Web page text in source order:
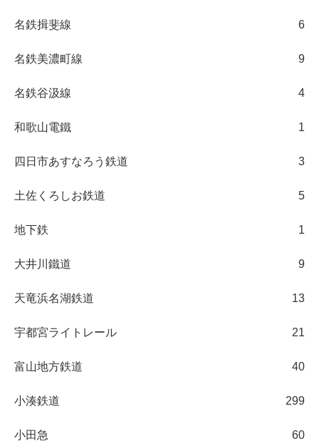
名鉄揖斐線 6
名鉄美濃町線 9
名鉄谷汲線 4
和歌山電鐵 1
四日市あすなろう鉄道 3
土佐くろしお鉄道 5
地下鉄 1
大井川鐵道 9
天竜浜名湖鉄道 13
宇都宮ライトレール 21
富山地方鉄道 40
小湊鉄道 299
小田急 60